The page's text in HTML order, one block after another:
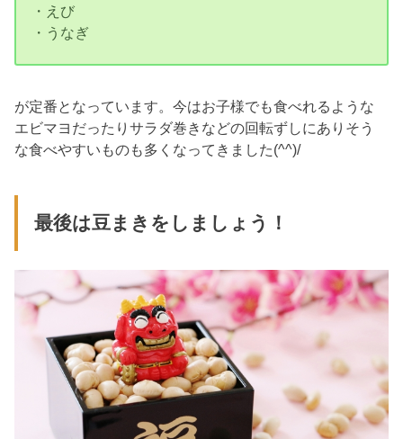
・えび
・うなぎ
が定番となっています。今はお子様でも食べれるような
エビマヨだったりサラダ巻きなどの回転ずしにありそう
な食べやすいものも多くなってきました(^^)/
最後は豆まきをしましょう！